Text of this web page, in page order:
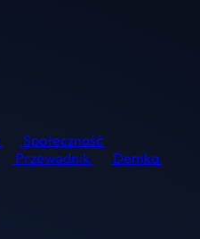
Społeczność
Przewodnik
Demka